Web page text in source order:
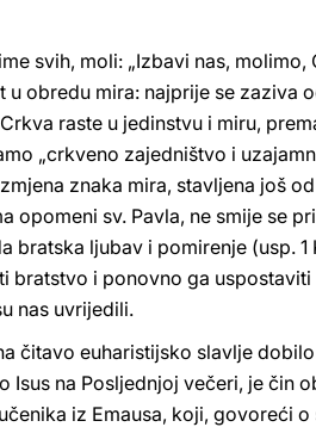
svih, moli: „Izbavi nas, molimo,
obredu mira: najprije se zaziva
raste u jedinstvu i miru,
„crkveno zajedništvo i
znaka mira, stavljena još
opomeni sv. Pavla, ne smije se
bratska ljubav i pomirenje (usp. 1
bratstvo i ponovno ga
nas uvrijedili.
čitavo euharistijsko slavlje
Isus na Posljednjoj večeri, je čin
iz Emausa, koji, govoreći o